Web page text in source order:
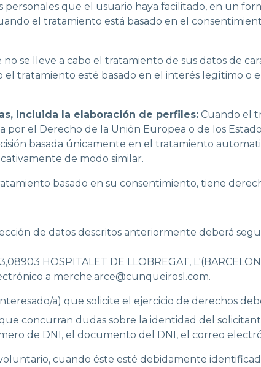
personales que el usuario haya facilitado, en un
el tratamiento está basado en el
se lleve a cabo el tratamiento de sus datos de
tratamiento esté basado en el interés legítimo o
incluida la elaboración de perfiles: Cuando el
el Derecho de la Unión Europea o de los
basada únicamente en el tratamiento
de modo similar.
basado en su consentimiento, tiene
de datos descritos anteriormente deberá
HOSPITALET DE LLOBREGAT,
a merche.arce@cunqueirosl.com.
a) que solicite el ejercicio de derechos
concurran dudas sobre la identidad del
de DNI, el documento del DNI, el correo
cuando éste esté debidamente